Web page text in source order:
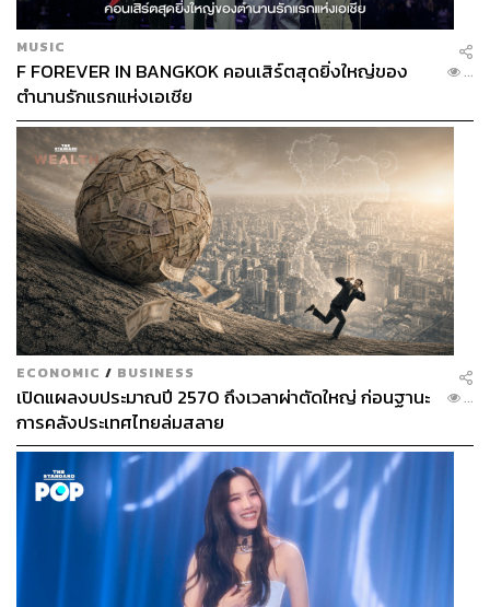
MUSIC
F FOREVER IN BANGKOK คอนเสิร์ตสุดยิ่งใหญ่ของ
ตำนานรักแรกแห่งเอเชีย
...
ECONOMIC / BUSINESS
เปิดแผลงบประมาณปี 2570 ถึงเวลาผ่าตัดใหญ่ ก่อนฐานะ
การคลังประเทศไทยล่มสลาย
...